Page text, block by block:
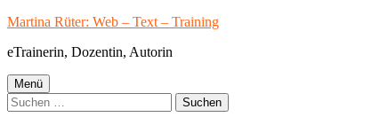
Springe
Inhalt
Martina Rüter: Web – Text – Training
eTrainerin, Dozentin, Autorin
Primäres
Menü
Menü
Suchen
nach: